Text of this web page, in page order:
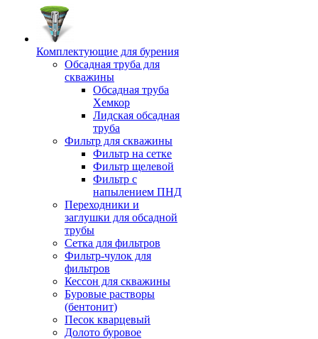
Комплектующие для бурения
Обсадная труба для
скважины
Обсадная труба
Хемкор
Лидская обсадная
труба
Фильтр для скважины
Фильтр на сетке
Фильтр щелевой
Фильтр с
напылением ПНД
Переходники и
заглушки для обсадной
трубы
Сетка для фильтров
Фильтр-чулок для
фильтров
Кессон для скважины
Буровые растворы
(бентонит)
Песок кварцевый
Долото буровое